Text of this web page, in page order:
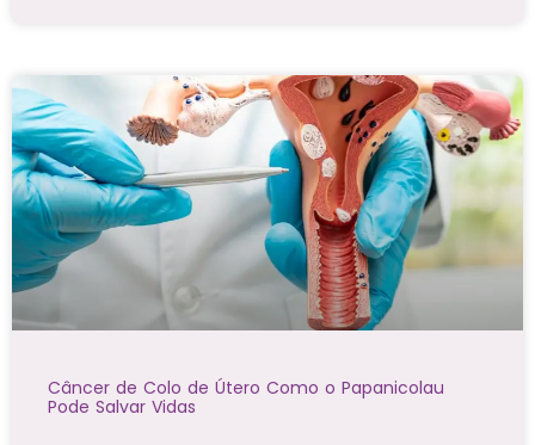
Câncer de Colo de Útero Como o Papanicolau
Pode Salvar Vidas